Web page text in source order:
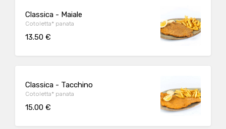
Classica - Maiale
Cotoletta* panata
13.50 €
Classica - Tacchino
Cotoletta* panata
15.00 €